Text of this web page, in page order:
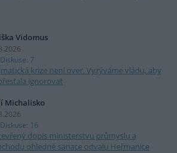
Vidomus
Diskuse: 7
krize není over. Vyzýváme vládu, aby
ignorovat
Michalisko
Diskuse: 16
dopis ministerstvu průmyslu a
ohledně sanace odvalu Heřmanice